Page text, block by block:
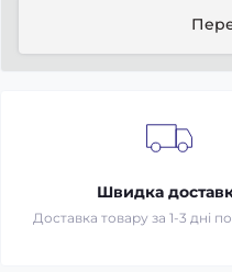
Швидка
Доставка товару за 1-3 дні по